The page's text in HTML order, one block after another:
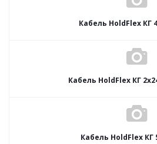
Кабель HoldFlex КГ
Кабель HoldFlex КГ
Кабель HoldFlex КГ